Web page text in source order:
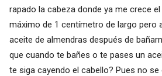
rapado la cabeza donde ya me crece
máximo de 1 centímetro de largo pero
aceite de almendras después de
que cuando te bañes o te pases un
te siga cayendo el cabello? Pues no